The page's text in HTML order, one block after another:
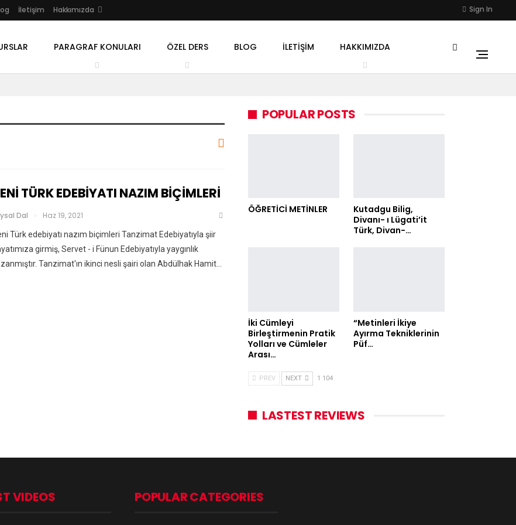
Sign In
İletişim Hakkımızda
PARAGRAF KONULARI ÖZEL DERS BLOG İLETIŞIM HAKKIMIZDA
TÜRK EDEBİYATI NAZIM BİÇİMLERİ
Dal Haz 19, 2021
Türk edebiyatı nazım biçimleri Tanzimat Edebiyatıyla şiir
girmiş, Servet - i Fünun Edebiyatıyla yaygınlık
Tanzimat'ın ikinci nesli şairi olan Abdülhak Hamit…
POPULAR POSTS
ÖĞRETİCİ METİNLER
Kutadgu Bilig,
Divanı- ı Lügati’it
Türk, Divan-…
İki Cümleyi
Birleştirmenin Pratik
Yolları ve Cümleler
Arası…
“Metinleri İkiye
Ayırma Tekniklerinin
Püf…
PREV NEXT 1 104
LASTEST REVIEWS
VIDEOS POPULAR CATEGORIES